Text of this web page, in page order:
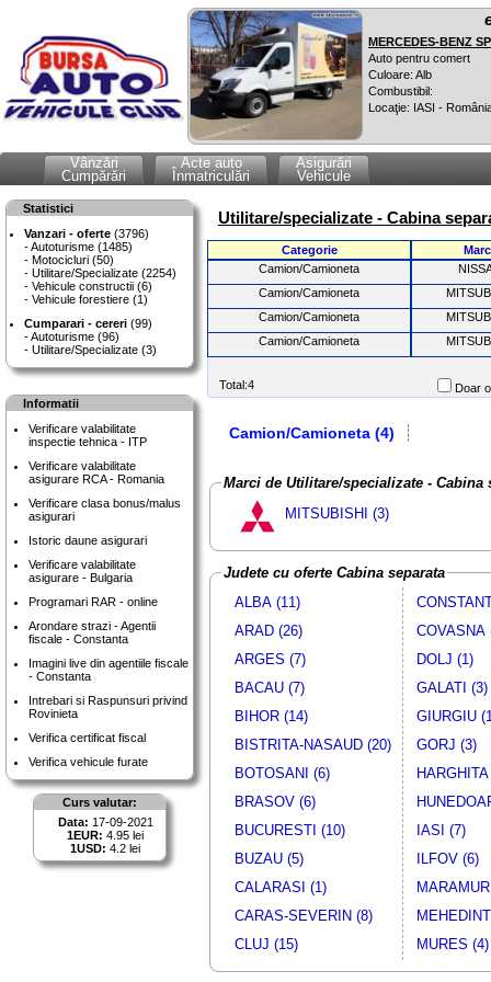
MERCEDES-BENZ
Auto pentru comert
Culoare: Alb
Combustibil:
Locaţie: IASI -
Vânzări
Cumpărări
Acte auto
Înmatriculări
Asigurări
Vehicule
Statistici
Vanzari - oferte (3796)
Autoturisme (1485)
Motocicluri (50)
Utilitare/Specializate (2254)
Vehicule constructii (6)
Vehicule forestiere (1)
Cumparari - cereri (99)
Autoturisme (96)
Utilitare/Specializate (3)
Informatii
Verificare valabilitate
inspectie tehnica - ITP
Verificare valabilitate
asigurare RCA - Romania
Verificare clasa bonus/malus
asigurari
Istoric daune asigurari
Verificare valabilitate
asigurare - Bulgaria
Programari RAR - online
Arondare strazi - Agentii
fiscale - Constanta
Imagini live din agentiile fiscale
- Constanta
Intrebari si Raspunsuri privind
Rovinieta
Verifica certificat fiscal
Verifica vehicule furate
Curs valutar:
Data: 17-09-2021
1EUR: 4.95 lei
1USD: 4.2 lei
Utilitare/specializate - Cabina
Categorie
Camion/Camioneta
Camion/Camioneta
Camion/Camioneta
Camion/Camioneta
Total:4 Doar
Camion/Camioneta (4)
Marci de Utilitare/specializate - Cabina
MITSUBISHI (3)
Judete cu oferte Cabina separata
ALBA (11)
ARAD (26)
ARGES (7)
BACAU (7)
BIHOR (14)
BISTRITA-NASAUD (20)
BOTOSANI (6)
BRASOV (6)
BUCURESTI (10)
BUZAU (5)
CALARASI (1)
CARAS-SEVERIN (8)
CLUJ (15)
COVASNA
DOLJ (1)
GALATI (3)
GIURGIU
GORJ (3)
IASI (7)
ILFOV (6)
MURES (4)